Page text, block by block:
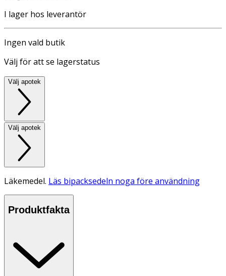
I lager hos leverantör
Ingen vald butik
Välj för att se lagerstatus
Välj apotek
Välj apotek
Läkemedel. Läs bipacksedeln noga före användning
Produktfakta